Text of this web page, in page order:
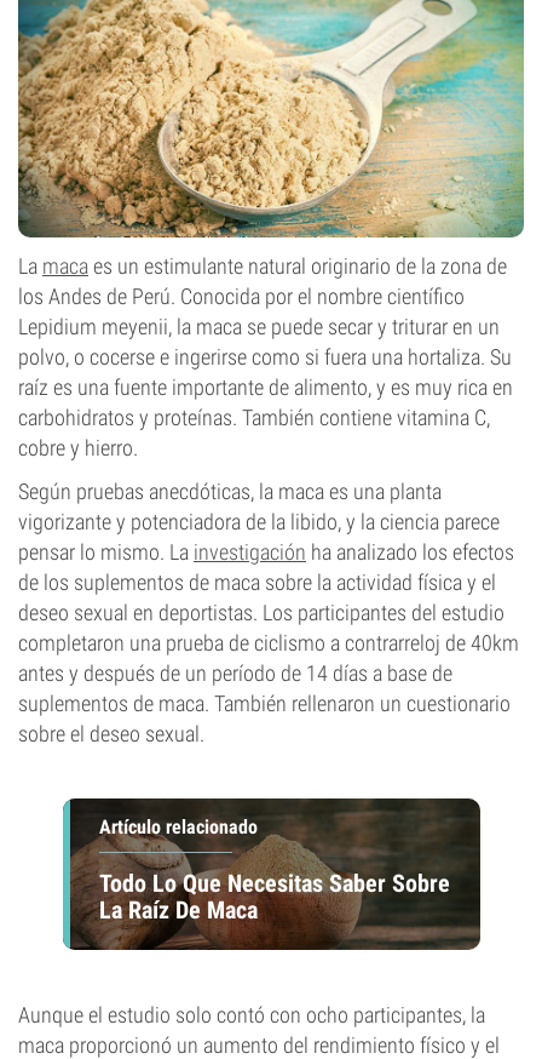
La macaes un estimulante natural originario de la zona de
los Andes de Perú. Conocida por el nombre científico
Lepidium meyenii, la maca se puede secar y triturar en un
polvo, o cocerse e ingerirse como si fuera una hortaliza. Su
raíz es una fuente importante de alimento, y es muy rica en
carbohidratos y proteínas. También contiene vitamina C,
cobre y hierro.
Según pruebas anecdóticas, la maca es una planta
vigorizante y potenciadora de la libido, y la ciencia parece
pensar lo mismo. La investigación ha analizado los efectos
de los suplementos de maca sobre la actividad física y el
deseo sexual en deportistas. Los participantes del estudio
completaron una prueba de ciclismo a contrarreloj de 40km
antes y después de un período de 14 días a base de
suplementos de maca. También rellenaron un cuestionario
sobre el deseo sexual.
Artículo relacionado
Todo Lo Que Necesitas Saber Sobre
La Raíz De Maca
Aunque el estudio solo contó con ocho participantes, la
maca proporcionó un aumento del rendimiento físico y el